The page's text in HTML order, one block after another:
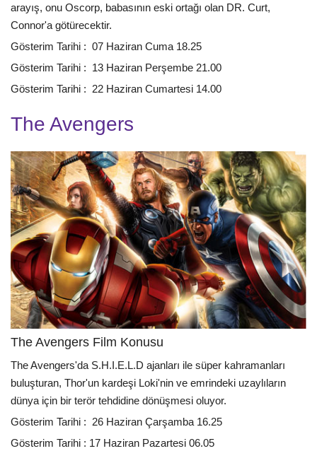
arayış, onu Oscorp, babasının eski ortağı olan DR. Curt,
Connor'a götürecektir.
Gösterim Tarihi : 07 Haziran Cuma 18.25
Gösterim Tarihi : 13 Haziran Perşembe 21.00
Gösterim Tarihi : 22 Haziran Cumartesi 14.00
The Avengers
The Avengers Film Konusu
The Avengers'da S.H.I.E.L.D ajanları ile süper kahramanları
buluşturan, Thor'un kardeşi Loki'nin ve emrindeki uzaylıların
dünya için bir terör tehdidine dönüşmesi oluyor.
Gösterim Tarihi : 26 Haziran Çarşamba 16.25
Gösterim Tarihi : 17 Haziran Pazartesi 06.05